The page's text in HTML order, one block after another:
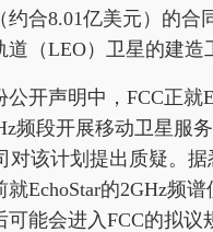
约合8.01亿美元）的合
（LEO）卫星的建造
公开声明中，FCC正就
频段开展移动卫星服
对该计划提出质疑。
就EchoStar的2GHz频
可能会进入FCC的拟议